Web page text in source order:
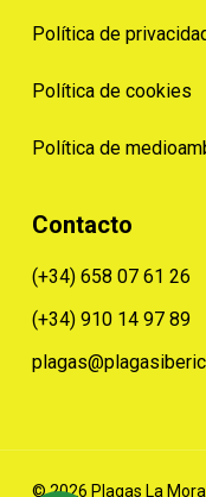
Política de
Política de cookies
Política de
Contacto
(+34) 658 07 61 26
(+34) 910 14 97 89
© 2026 Plagas La